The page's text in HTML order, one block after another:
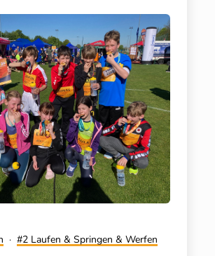
Verschlagwortet
2 Laufen & Springen & Werfen